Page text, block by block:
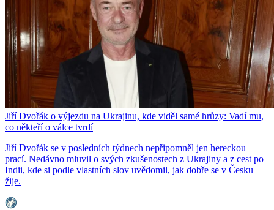
Jiří Dvořák o výjezdu na Ukrajinu, kde viděl samé hrůzy: Vadí mu,
co někteří o válce tvrdí
Jiří Dvořák se v posledních týdnech nepřipomněl jen hereckou
prací. Nedávno mluvil o svých zkušenostech z Ukrajiny a z cest po
Indii, kde si podle vlastních slov uvědomil, jak dobře se v Česku
žije.